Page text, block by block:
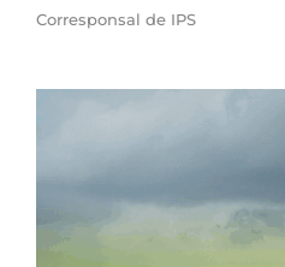
Corresponsal de IPS